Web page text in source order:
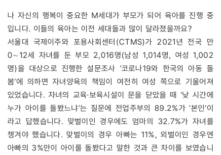
나 자신의 행복이 중요한 M세대가 부모가 되어 육아를 진행 중
입니다. 이들의 육아는 이전 세대들과 많이 달라졌을까요?
서울대 국제이주와 포용사회센터(CTMS)가 2021년 전국 만
0∼12세 자녀를 둔 부모 2,016명(남성 1,014명, 여성 1,002
명)을 대상으로 진행한 설문조사 ‘코로나19와 한국의 아동 돌
봄’에 의하면 자녀양육의 책임이 여전히 여성 쪽으로 기울어져
있었습니다. 자녀의 교육·보육시설이 문을 닫았을 때 ‘낮 시간에
누가 아이를 돌봤느냐’는 질문에 전업주부의 89.2%가 ‘본인’이
라고 답했습니다. 맞벌이인 경우에도 엄마의 32.7%가 자녀를
챙겨야 했습니다. 맞벌이의 경우 아빠는 11%, 외벌이인 경우엔
아빠의 3%만이 아이를 돌봤다고 말한 것과 큰 차이를 보였습니